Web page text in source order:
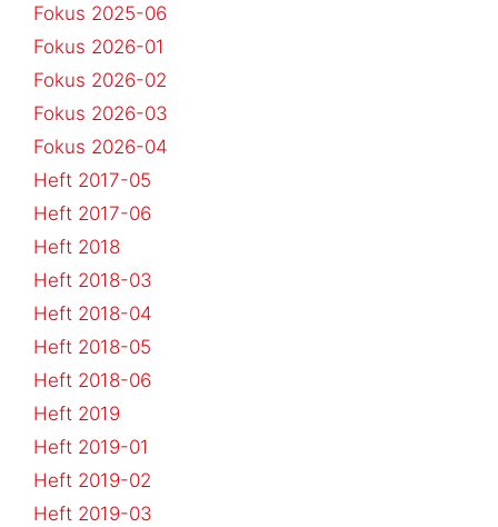
Fokus 2025-06
Fokus 2026-01
Fokus 2026-02
Fokus 2026-03
Fokus 2026-04
Heft 2017-05
Heft 2017-06
Heft 2018
Heft 2018-03
Heft 2018-04
Heft 2018-05
Heft 2018-06
Heft 2019
Heft 2019-01
Heft 2019-02
Heft 2019-03